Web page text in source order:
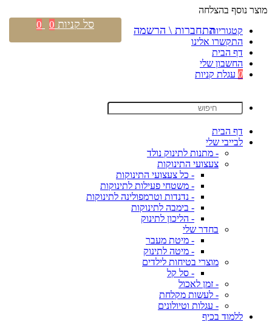
מוצר נוסף בהצלחה
קטגוריות
התקשרו אלינו
דף הבית
החשבון שלי
0 עגלת קניות
דף הבית
לבייבי שלי
- מתנות לתינוק נולד
צעצועי התינוקות
- כל צעצועי התינוקות
- משטחי פעילות לתינוקות
- נדנדות וטרמפולינה לתינוקות
- בימבה לתינוקות
- הליכון לתינוק
בחדר שלי
- מיטת מעבר
- מיטה לתינוק
מוצרי בטיחות לילדים
- סל קל
- זמן לאכול
- לעשות מקלחת
- עגלות וטיולונים
ללמוד בכיף
התחברות \ הרשמה סל קניות 0
0